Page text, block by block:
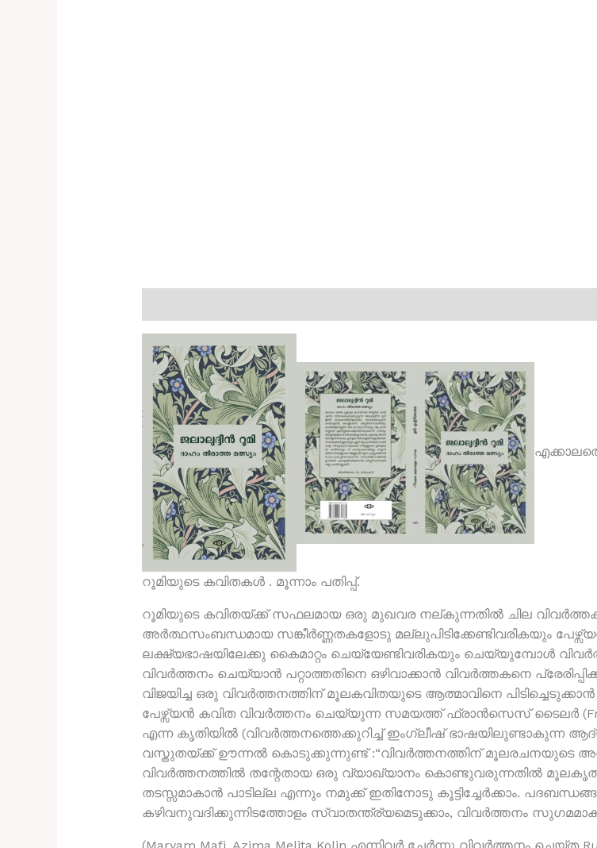
റൂമിയുടെ കവിതകൾ . മൂന്നാം പതിപ്പ്.
റൂമിയുടെ കവിതയ്ക്ക് സഫലമായ ഒരു മുഖവര നല്കുന്നതിൽ ചില
അർത്ഥസംബന്ധമായ സങ്കീർണ്ണതകളോടു മല്ലുപിടിക്കേണ്ടിവരികയും
ലക്ഷ്യഭാഷയിലേക്കു കൈമാറ്റം ചെയ്യേണ്ടിവരികയും ചെയ്യുമ്പോൾ
വിവർത്തനം ചെയ്യാൻ പറ്റാത്തതിനെ ഒഴിവാക്കാൻ വിവർത്തകനെ
വിജയിച്ച ഒരു വിവർത്തനത്തിന്‌ മൂലകവിതയുടെ ആത്മാവിനെ
പേഴ്സ്യൻ കവിത വിവർത്തനം ചെയ്യുന്ന സമയത്ത് ഫ്രാൻസെസ് ടൈലർ
എന്ന കൃതിയിൽ (വിവർത്തനത്തെക്കുറിച്ച് ഇംഗ്ലീഷ് ഭാഷയിലുണ്ടാകുന്ന
വസ്തുതയ്ക്ക് ഊന്നൽ കൊടുക്കുന്നുണ്ട് :“വിവർത്തനത്തിന്‌ മൂലരചനയുടെ
വിവർത്തനത്തിൽ തന്റേതായ ഒരു വ്യാഖ്യാനം കൊണ്ടുവരുന്നതിൽ
തടസ്സമാകാൻ പാടില്ല എന്നും നമുക്ക് ഇതിനോടു കൂട്ടിച്ചേർക്കാം.
കഴിവനുവദിക്കുന്നിടത്തോളം സ്വാതന്ത്ര്യമെടുക്കാം, വിവർത്തനം